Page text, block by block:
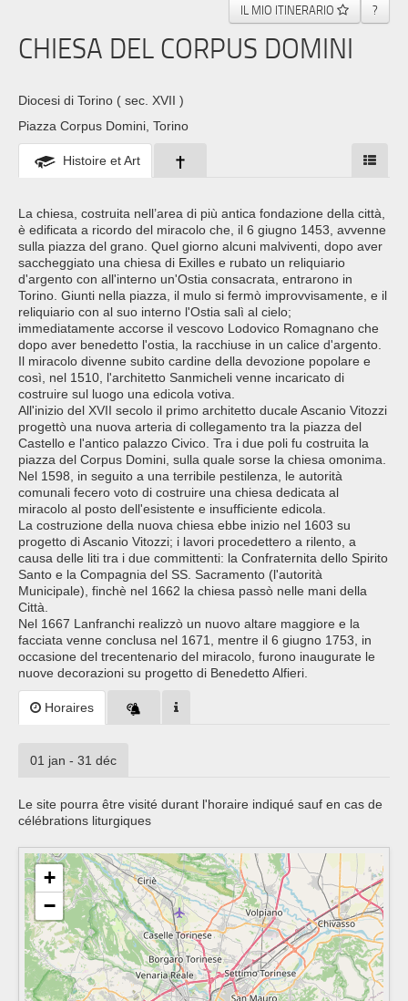
IL MIO ITINERARIO
?
CHIESA DEL CORPUS DOMINI
Diocesi di Torino ( sec. XVII )
Piazza Corpus Domini, Torino
Histoire et Art
La chiesa, costruita nell’area di più antica fondazione della città,
è edificata a ricordo del miracolo che, il 6 giugno 1453, avvenne
sulla piazza del grano. Quel giorno alcuni malviventi, dopo aver
saccheggiato una chiesa di Exilles e rubato un reliquiario
d'argento con all'interno un'Ostia consacrata, entrarono in
Torino. Giunti nella piazza, il mulo si fermò improvvisamente, e il
reliquiario con al suo interno l'Ostia salì al cielo;
immediatamente accorse il vescovo Lodovico Romagnano che
dopo aver benedetto l'ostia, la racchiuse in un calice d'argento.
Il miracolo divenne subito cardine della devozione popolare e
così, nel 1510, l'architetto Sanmicheli venne incaricato di
costruire sul luogo una edicola votiva.
All'inizio del XVII secolo il primo architetto ducale Ascanio Vitozzi
progettò una nuova arteria di collegamento tra la piazza del
Castello e l'antico palazzo Civico. Tra i due poli fu costruita la
piazza del Corpus Domini, sulla quale sorse la chiesa omonima.
Nel 1598, in seguito a una terribile pestilenza, le autorità
comunali fecero voto di costruire una chiesa dedicata al
miracolo al posto dell'esistente e insufficiente edicola.
La costruzione della nuova chiesa ebbe inizio nel 1603 su
progetto di Ascanio Vitozzi; i lavori procedettero a rilento, a
causa delle liti tra i due committenti: la Confraternita dello Spirito
Santo e la Compagnia del SS. Sacramento (l'autorità
Municipale), finchè nel 1662 la chiesa passò nelle mani della
Città.
Nel 1667 Lanfranchi realizzò un nuovo altare maggiore e la
facciata venne conclusa nel 1671, mentre il 6 giugno 1753, in
occasione del trecentenario del miracolo, furono inaugurate le
nuove decorazioni su progetto di Benedetto Alfieri.
Horaires
01 jan - 31 déc
Le site pourra être visité durant l'horaire indiqué sauf en cas de
célébrations liturgiques
+
−